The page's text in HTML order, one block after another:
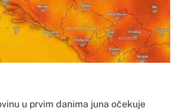
u prvim danima juna očekuje